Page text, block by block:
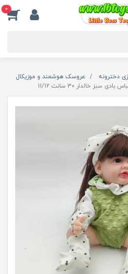
0
دخترونه
عروسک هوشمند و موزیکال
خالدار 30 سانت 11/12